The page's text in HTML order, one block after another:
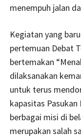
menempuh jalan
Kegiatan yang
pertemuan Debat
bertemakan
dilaksanakan
untuk terus
kapasitas
berbagai misi di
merupakan salah